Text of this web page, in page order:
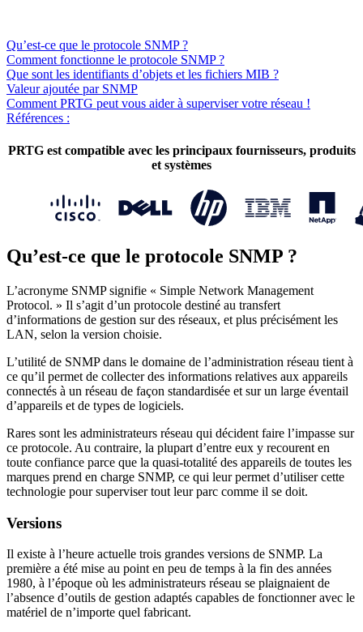
Qu’est-ce que le protocole SNMP ?
Comment fonctionne le protocole SNMP ?
Que sont les identifiants d’objets et les fichiers MIB ?
Valeur ajoutée par SNMP
Comment PRTG peut vous aider à superviser votre réseau !
Références :
PRTG est compatible avec les principaux fournisseurs, produits
et systèmes
Qu’est-ce que le protocole SNMP ?
L’acronyme SNMP signifie « Simple Network Management
Protocol. » Il s’agit d’un protocole destiné au transfert
d’informations de gestion sur des réseaux, et plus précisément les
LAN, selon la version choisie.
L’utilité de SNMP dans le domaine de l’administration réseau tient à
ce qu’il permet de collecter des informations relatives aux appareils
connectés à un réseau de façon standardisée et sur un large éventail
d’appareils et de types de logiciels.
Rares sont les administrateurs réseau qui décident faire l’impasse sur
ce protocole. Au contraire, la plupart d’entre eux y recourent en
toute confiance parce que la quasi-totalité des appareils de toutes les
marques prend en charge SNMP, ce qui leur permet d’utiliser cette
technologie pour superviser tout leur parc comme il se doit.
Versions
Il existe à l’heure actuelle trois grandes versions de SNMP. La
première a été mise au point en peu de temps à la fin des années
1980, à l’époque où les administrateurs réseau se plaignaient de
l’absence d’outils de gestion adaptés capables de fonctionner avec le
matériel de n’importe quel fabricant.